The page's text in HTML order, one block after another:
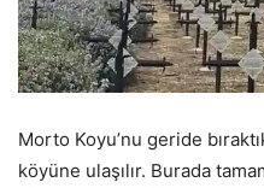
Morto Koyu’nu geride
köyüne ulaşılır. Burada